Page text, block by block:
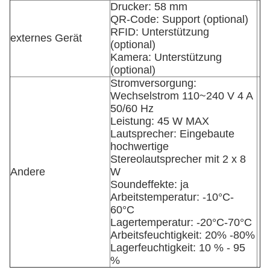
externes Gerät
Drucker: 58 mm
QR-Code: Support (optional)
RFID: Unterstützung
(optional)
Kamera: Unterstützung
(optional)
Andere
Stromversorgung:
Wechselstrom 110~240 V 4 A
50/60 Hz
Leistung: 45 W MAX
Lautsprecher: Eingebaute
hochwertige
Stereolautsprecher mit 2 x 8
W
Soundeffekte: ja
Arbeitstemperatur: -10°C-
60°C
Lagertemperatur: -20°C-70°C
Arbeitsfeuchtigkeit: 20% -80%
Lagerfeuchtigkeit: 10 % - 95
%